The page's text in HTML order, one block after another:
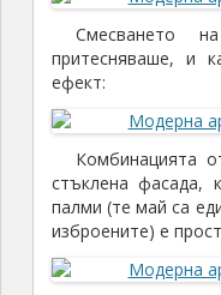
Смесването
притесняваше, и
ефект:
Комбинацията
стъклена фасада,
палми (те май са
изброените) е